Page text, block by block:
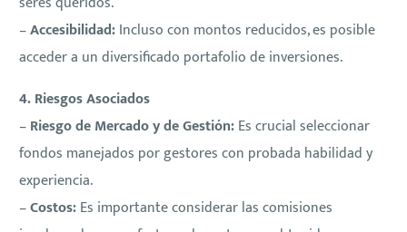
–Accesibilidad:Incluso con montos reducidos, es posible
acceder a un diversificado portafolio de inversiones.
4. Riesgos Asociados
–Riesgo de Mercado y de Gestión:Es crucial seleccionar
fondos manejados por gestores con probada habilidad y
experiencia.
–Costos:Es importante considerar las comisiones